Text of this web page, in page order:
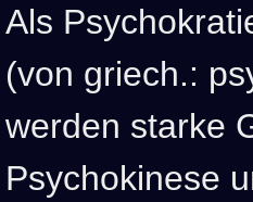
Als
(von griech.:
werden starke
Psychokinese